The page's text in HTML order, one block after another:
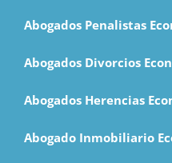
Abogados Penalistas
Abogados Divorcios
Abogados Herencias
Abogado Inmobiliario